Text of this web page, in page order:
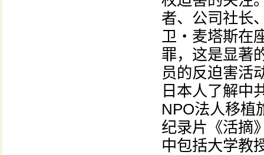
者、公司社长
卫・麦塔斯在
罪，这是显著
员的反迫害活
日本人了解中
NPO法人移植
纪录片《活摘
中包括大学教